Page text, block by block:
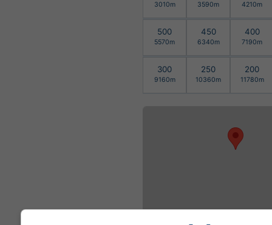
3010m 3590m 4210m
500
5570m
450
6340m
400
7190m
300
9160m
250
10360m
200
11780m